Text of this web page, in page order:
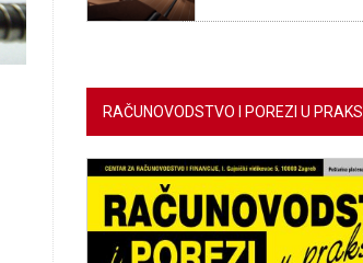
RAČUNOVODSTVO I POREZI U PRAKSI